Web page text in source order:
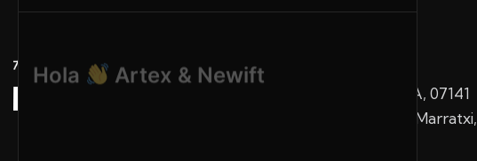
Carrer Conradors, 10A, 07141
Poligono Industrial de Marratxi,
Hola
Artex & Newift